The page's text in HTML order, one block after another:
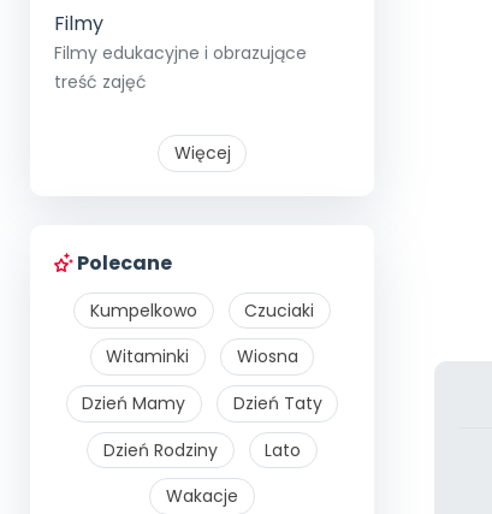
Filmy
Filmy edukacyjne i obrazujące
treść zajęć
Więcej
Polecane
Kumpelkowo
Czuciaki
Witaminki
Wiosna
Dzień Mamy
Dzień Taty
Dzień Rodziny
Lato
Wakacje